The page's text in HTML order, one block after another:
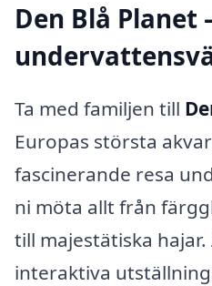
Den Blå Planet
Ta med familjen till
Europas största
fascinerande resa
ni möta allt från
till majestätiska
interaktiva